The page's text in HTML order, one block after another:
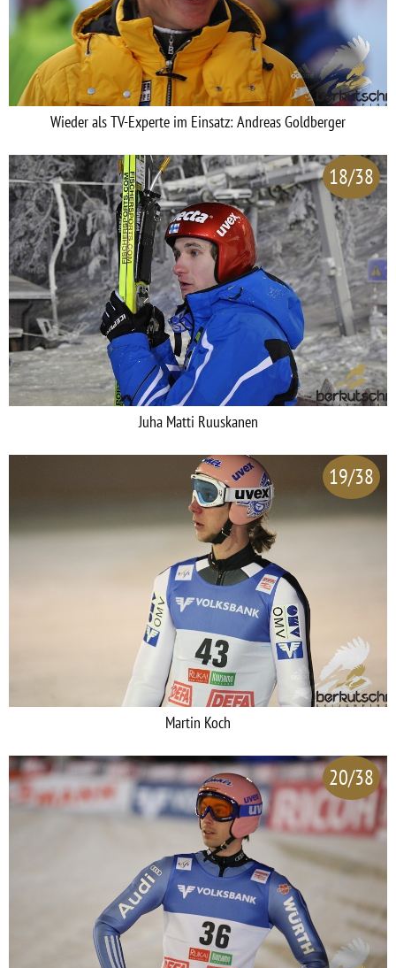
Wieder als TV-Experte im Einsatz: Andreas Goldberger
18/38
Juha Matti Ruuskanen
19/38
Martin Koch
20/38